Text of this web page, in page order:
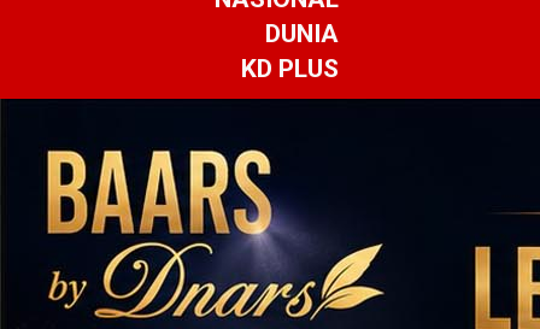
DUNIA
KD PLUS